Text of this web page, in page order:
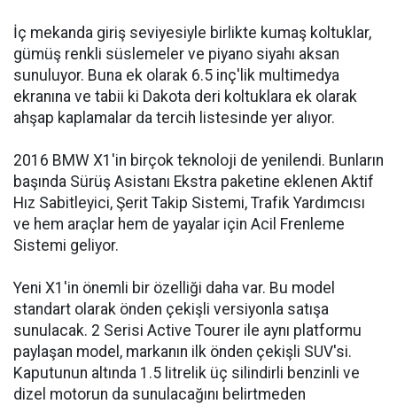
İç mekanda giriş seviyesiyle birlikte kumaş koltuklar,
gümüş renkli süslemeler ve piyano siyahı aksan
sunuluyor. Buna ek olarak 6.5 inç'lik multimedya
ekranına ve tabii ki Dakota deri koltuklara ek olarak
ahşap kaplamalar da tercih listesinde yer alıyor.
2016 BMW X1'in birçok teknoloji de yenilendi. Bunların
başında Sürüş Asistanı Ekstra paketine eklenen Aktif
Hız Sabitleyici, Şerit Takip Sistemi, Trafik Yardımcısı
ve hem araçlar hem de yayalar için Acil Frenleme
Sistemi geliyor.
Yeni X1'in önemli bir özelliği daha var. Bu model
standart olarak önden çekişli versiyonla satışa
sunulacak. 2 Serisi Active Tourer ile aynı platformu
paylaşan model, markanın ilk önden çekişli SUV'si.
Kaputunun altında 1.5 litrelik üç silindirli benzinli ve
dizel motorun da sunulacağını belirtmeden